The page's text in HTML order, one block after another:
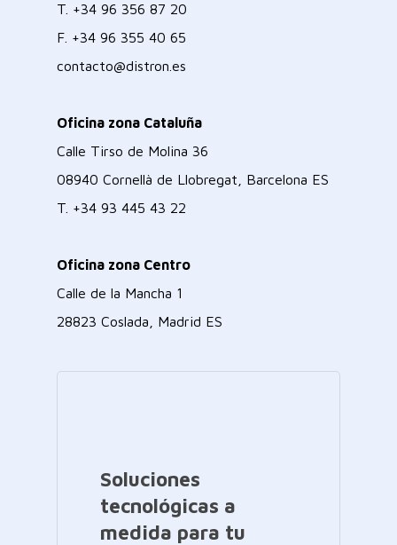
T. +34 96 356 87 20
F. +34 96 355 40 65
contacto@distron.es
Oficina zona Cataluña
Calle Tirso de Molina 36
08940 Cornellà de Llobregat, Barcelona ES
T. +34 93 445 43 22
Oficina zona Centro
Calle de la Mancha 1
28823 Coslada, Madrid ES
Soluciones
tecnológicas a
medida para tu